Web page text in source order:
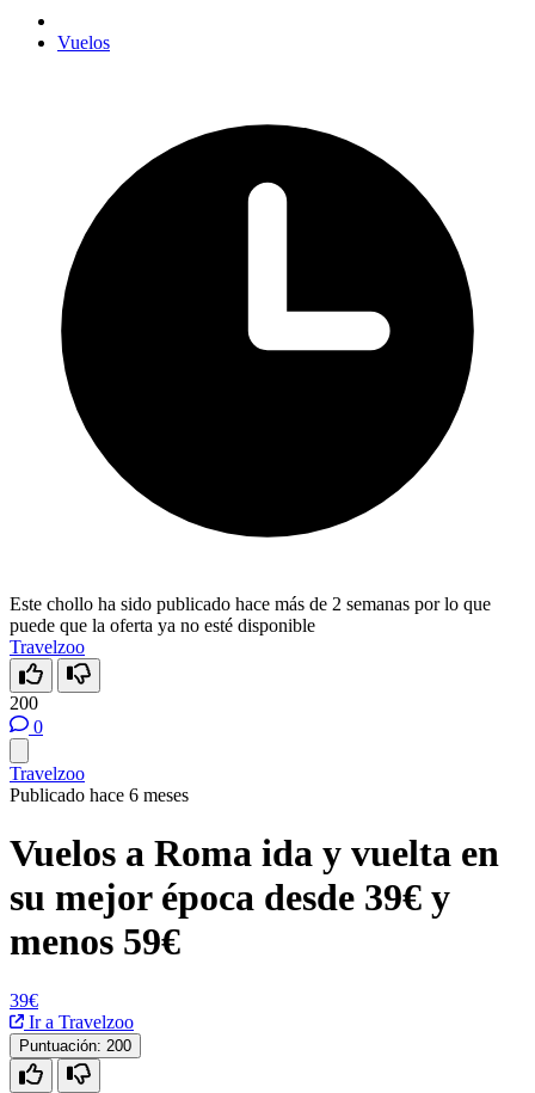
Vuelos
Este chollo ha sido publicado hace más de 2 semanas por lo que
puede que la oferta ya no esté disponible
Travelzoo
200
0
Travelzoo
Publicado hace 6 meses
Vuelos a Roma ida y vuelta en
su mejor época desde 39€ y
menos 59€
39€
Ir a Travelzoo
Puntuación: 200